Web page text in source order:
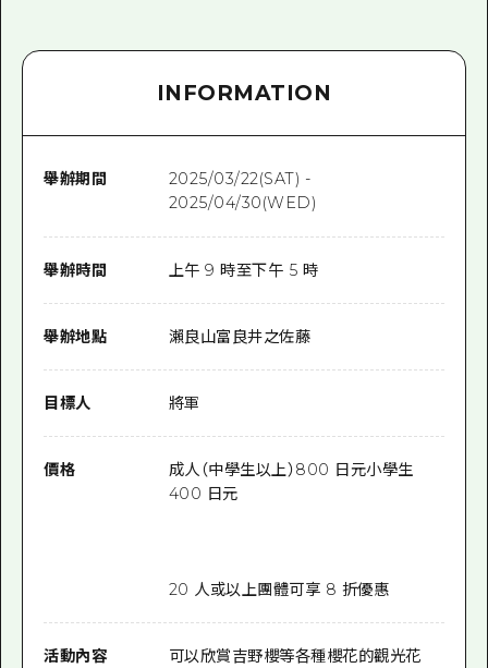
INFORMATION
舉辦期間
2025/03/22(SAT) -
2025/04/30(WED)
舉辦時間 上午 9 時至下午 5 時
舉辦地點 瀨良山富良井之佐藤
目標人 將軍
價格
成人（中學生以上）800 日元小學生
400 日元
20 人或以上團體可享 8 折優惠
活動內容
可以欣賞吉野櫻等各種櫻花的觀光花